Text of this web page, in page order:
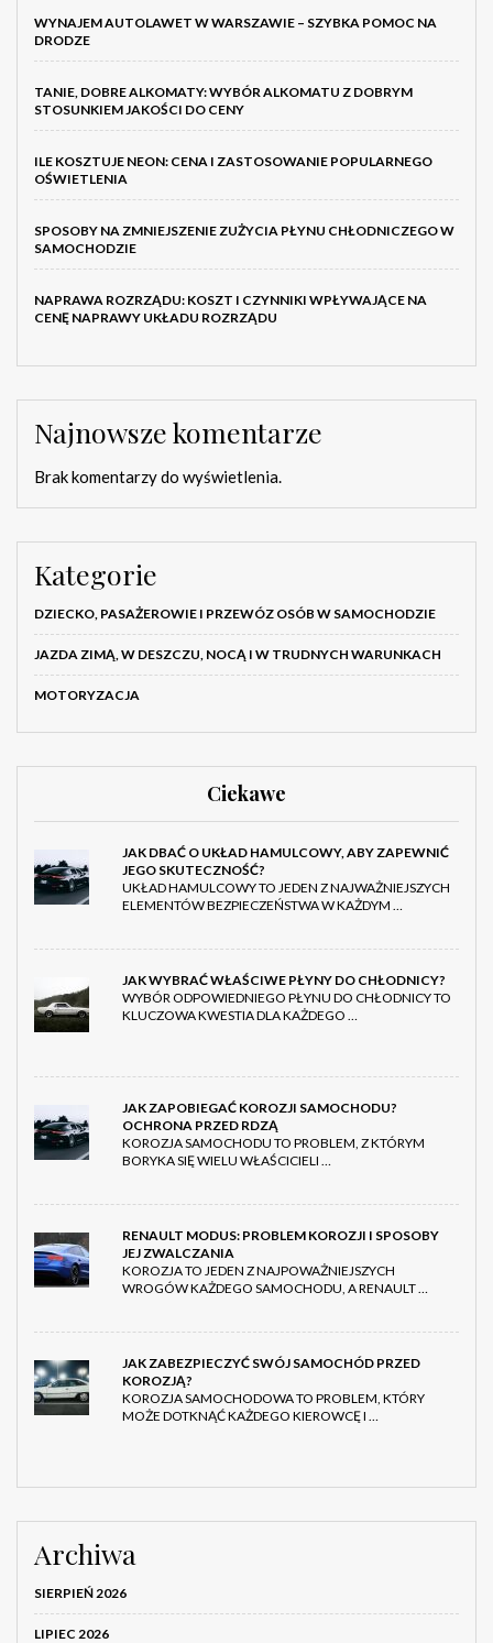
WYNAJEM AUTOLAWET W WARSZAWIE – SZYBKA POMOC NA
DRODZE
TANIE, DOBRE ALKOMATY: WYBÓR ALKOMATU Z DOBRYM
STOSUNKIEM JAKOŚCI DO CENY
ILE KOSZTUJE NEON: CENA I ZASTOSOWANIE POPULARNEGO
OŚWIETLENIA
SPOSOBY NA ZMNIEJSZENIE ZUŻYCIA PŁYNU CHŁODNICZEGO W
SAMOCHODZIE
NAPRAWA ROZRZĄDU: KOSZT I CZYNNIKI WPŁYWAJĄCE NA
CENĘ NAPRAWY UKŁADU ROZRZĄDU
Najnowsze komentarze
Brak komentarzy do wyświetlenia.
Kategorie
DZIECKO, PASAŻEROWIE I PRZEWÓZ OSÓB W SAMOCHODZIE
JAZDA ZIMĄ, W DESZCZU, NOCĄ I W TRUDNYCH WARUNKACH
MOTORYZACJA
Ciekawe
JAK DBAĆ O UKŁAD HAMULCOWY, ABY ZAPEWNIĆ
JEGO SKUTECZNOŚĆ?
UKŁAD HAMULCOWY TO JEDEN Z NAJWAŻNIEJSZYCH
ELEMENTÓW BEZPIECZEŃSTWA W KAŻDYM …
JAK WYBRAĆ WŁAŚCIWE PŁYNY DO CHŁODNICY?
WYBÓR ODPOWIEDNIEGO PŁYNU DO CHŁODNICY TO
KLUCZOWA KWESTIA DLA KAŻDEGO …
JAK ZAPOBIEGAĆ KOROZJI SAMOCHODU?
OCHRONA PRZED RDZĄ
KOROZJA SAMOCHODU TO PROBLEM, Z KTÓRYM
BORYKA SIĘ WIELU WŁAŚCICIELI …
RENAULT MODUS: PROBLEM KOROZJI I SPOSOBY
JEJ ZWALCZANIA
KOROZJA TO JEDEN Z NAJPOWAŻNIEJSZYCH
WROGÓW KAŻDEGO SAMOCHODU, A RENAULT …
JAK ZABEZPIECZYĆ SWÓJ SAMOCHÓD PRZED
KOROZJĄ?
KOROZJA SAMOCHODOWA TO PROBLEM, KTÓRY
MOŻE DOTKNĄĆ KAŻDEGO KIEROWCĘ I …
Archiwa
SIERPIEŃ 2026
LIPIEC 2026